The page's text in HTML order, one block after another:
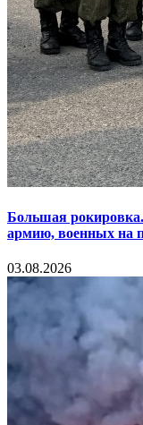
Большая
армию, военных на
03.08.2026